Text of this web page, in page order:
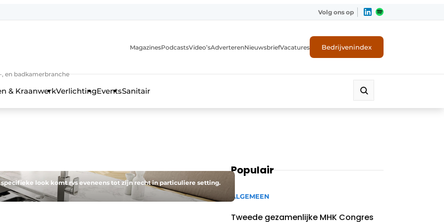
techniek in de keuken-, woon-, en badkamerbranche
Volg ons op
en badkamerbranche
MagazinesPodcastsVideo’sAdverterenNieuwsbriefVacatures Bedrijvenindex
& KraanwerkVerlichtingEventsSanitair
look komt rvs eveneens tot zijn recht in particuliere setting.
Populair
ALGEMEEN
Tweede gezamenlijke MHK Congres